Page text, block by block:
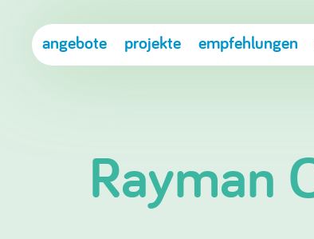
angebote projekte empfehlungen
Rayman